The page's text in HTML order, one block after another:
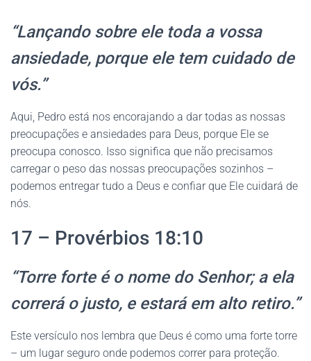
“Lançando sobre ele toda a vossa
ansiedade, porque ele tem cuidado de
vós.”
Aqui, Pedro está nos encorajando a dar todas as nossas
preocupações e ansiedades para Deus, porque Ele se
preocupa conosco. Isso significa que não precisamos
carregar o peso das nossas preocupações sozinhos –
podemos entregar tudo a Deus e confiar que Ele cuidará de
nós.
17 – Provérbios 18:10
“Torre forte é o nome do Senhor; a ela
correrá o justo, e estará em alto retiro.”
Este versículo nos lembra que Deus é como uma forte torre
– um lugar seguro onde podemos correr para proteção.